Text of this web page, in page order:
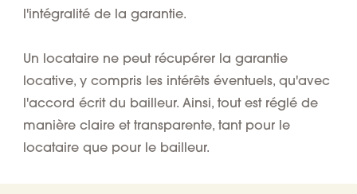
l'intégralité de la garantie.
Un locataire ne peut récupérer la garantie
locative, y compris les intérêts éventuels, qu'avec
l'accord écrit du bailleur. Ainsi, tout est réglé de
manière claire et transparente, tant pour le
locataire que pour le bailleur.